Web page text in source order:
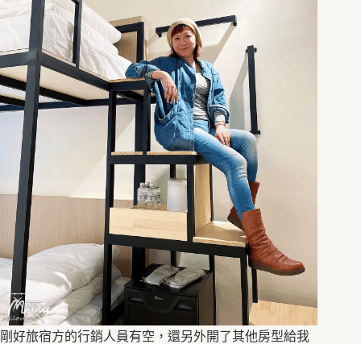
剛好旅宿方的行銷人員有空，還另外開了其他房型給我